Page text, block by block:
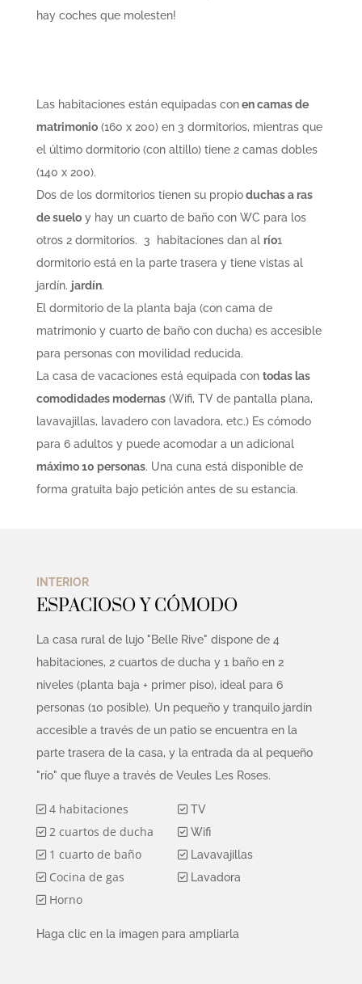
hay coches que molesten!
Las habitaciones están equipadas conen camas de
matrimonio(160 x 200) en 3 dormitorios, mientras que
el último dormitorio (con altillo) tiene 2 camas dobles
(140 x 200).
Dos de los dormitorios tienen su propioduchas a ras
de sueloy hay un cuarto de baño con WC para los
otros 2 dormitorios.
3 habitaciones dan al río1
dormitorio está en la parte trasera y tiene vistas al
jardín. jardín.
El dormitorio de la planta baja (con cama de
matrimonio y cuarto de baño con ducha) es accesible
para personas con movilidad reducida.
La casa de vacaciones está equipada con todas las
comodidades modernas(Wifi, TV de pantalla plana,
lavavajillas, lavadero con lavadora, etc.) Es cómodo
para 6 adultos y puede acomodar a un adicional
máximo 10 personas. Una cuna está disponible de
forma gratuita bajo petición antes de su estancia.
INTERIOR
ESPACIOSO Y CÓMODO
La casa rural de lujo "Belle Rive" dispone de 4
habitaciones, 2 cuartos de ducha y 1 baño en 2
niveles (planta baja + primer piso), ideal para 6
personas (10 posible). Un pequeño y tranquilo jardín
accesible a través de un patio se encuentra en la
parte trasera de la casa, y la entrada da al pequeño
"río" que fluye a través de Veules Les Roses.
4 habitaciones
2 cuartos de ducha
1 cuarto de baño
Cocina de gas
Horno
TV
Wifi
Lavavajillas
Lavadora
Haga clic en la imagen para ampliarla